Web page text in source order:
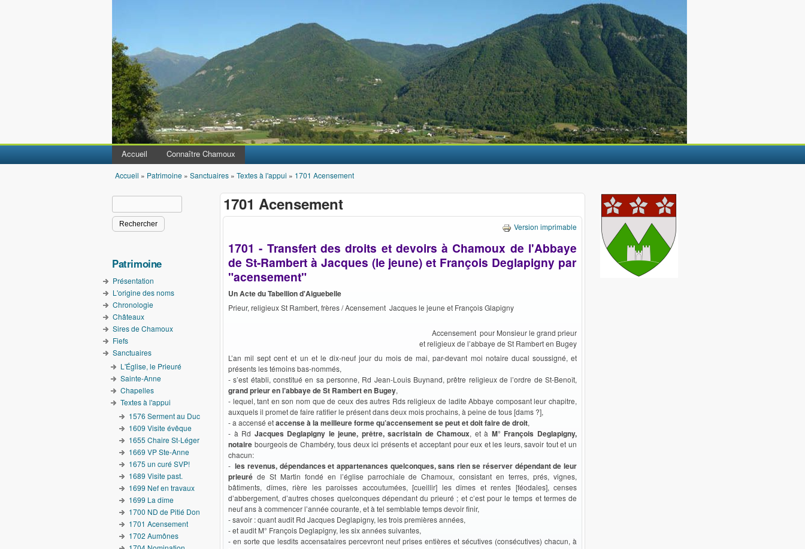
Accueil Connaître Chamoux
Vous êtes ici
Accueil » Patrimoine » Sanctuaires » Textes à l'appui » 1701 Acensement
1701 Acensement
Version imprimable
1701 - Transfert des droits et devoirs à Chamoux de l'Abbaye
de St-Rambert à Jacques (le jeune) et François Deglapigny par
"acensement"
Un Acte du Tabellion d'Aiguebelle
Prieur, religieux St Rambert, frères / Acensement Jacques le jeune et François Glapigny
Accensement pour Monsieur le grand prieur
et religieux de l’abbaye de St Rambert en Bugey
L’an mil sept cent et un et le dix-neuf jour du mois de mai, par-devant moi notaire ducal soussigné, et
présents les témoins bas-nommés,
- s’est établi, constitué en sa personne, Rd Jean-Louis Buynand, prêtre religieux de l’ordre de St-Benoît,
grand prieur en l’abbaye de St Rambert en Bugey,
- lequel, tant en son nom que de ceux des autres Rds religieux de ladite Abbaye composant leur chapitre,
auxquels il promet de faire ratifier le présent dans deux mois prochains, à peine de tous [dams ?],
- a accensé etaccense à la meilleure forme qu’accensement se peut et doit faire de droit,
- à Rd Jacques Deglapigny le jeune, prêtre, sacristain de Chamoux, et à M° François Deglapigny,
notaire bourgeois de Chambéry, tous deux ici présents et acceptant pour eux et les leurs, savoir tout et un
chacun:
-les revenus, dépendances et appartenances quelconques, sans rien se réserver dépendant de leur
prieuré de St Martin fondé en l’église parrochiale de Chamoux, consistant en terres, prés, vignes,
bâtiments, dîmes, rière les paroisses accoutumées, [cueillir] les dîmes et rentes [féodales], censes
d’abbergement, d’autres choses quelconques dépendant du prieuré ; et c’est pour le temps et termes de
neuf ans à commencer l’année courante, et à tel semblable temps devoir finir,
- savoir : quant audit Rd Jacques Deglapigny, les trois premières années,
- et audit M° François Deglapigny, les six années suivantes,
- en sorte que lesdits accensataires percevront neuf prises entières et sécutives (consécutives) chacun, à
Formulaire de recherche
Patrimoine
Présentation
L'origine des noms
Chronologie
Châteaux
Sires de Chamoux
Fiefs
Sanctuaires
L'Église, le Prieuré
Sainte-Anne
Chapelles
Textes à l'appui
1576 Serment au Duc
1609 Visite évêque
1655 Chaire St-Léger
1669 VP Ste-Anne
1675 un curé SVP!
1689 Visite past.
1699 Nef en travaux
1699 La dîme
1700 ND de Pitié Don
1701 Acensement
1702 Aumônes